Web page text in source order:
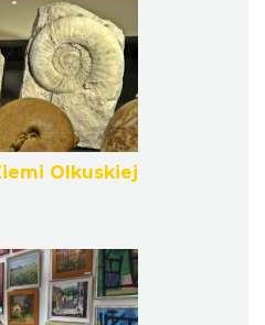
Olkuskiej